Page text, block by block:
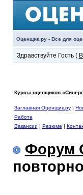
Оценщик.ру - Все для
Здравствуйте Гость (
Курсы оценщиков
Заглавная Оценщик.ру|
Работа
Вакансии | Резюме |
Форум
повторно